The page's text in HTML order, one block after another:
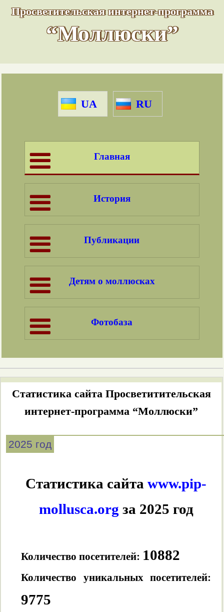
Просветительская интернет-программа
“Моллюски”
UA RU
Главная
История
Публикации
Детям о моллюсках
Фотобаза
Статистика сайта Просветитительская
интернет-программа “Моллюски”
2025 год
Статистика сайтаwww.pip-
mollusca.org за 2025 год
Количество посетителей: 10882
Количество уникальных посетителей:
9775